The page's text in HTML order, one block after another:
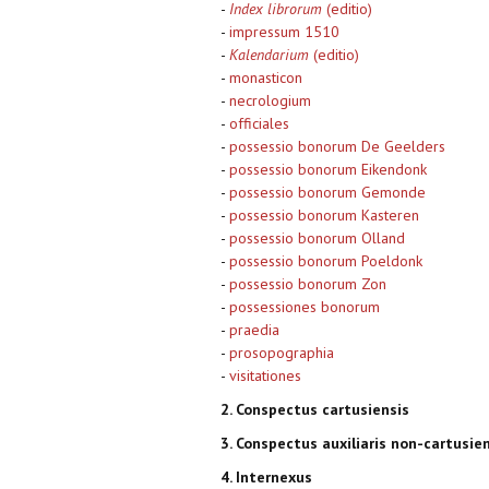
- Index librorum (editio)
- impressum 1510
- Kalendarium (editio)
- monasticon
- necrologium
- officiales
- possessio bonorum De Geelders
- possessio bonorum Eikendonk
- possessio bonorum Gemonde
- possessio bonorum Kasteren
- possessio bonorum Olland
- possessio bonorum Poeldonk
- possessio bonorum Zon
- possessiones bonorum
- praedia
- prosopographia
- visitationes
2. Conspectus cartusiensis
3. Conspectus auxiliaris non-
4. Internexus